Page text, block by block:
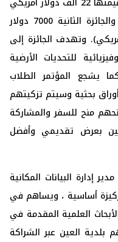
(الجائزة الأولي 10000 دولار أمريكي والجائزة الثانية 7000 دولار
الثالثة 5000 دولار أمريكي). وتهدف الجائزة إلى
للتحديات الأرضية
يشجع المؤتمر الطلاب
بحثية وسيتم تزكيتهم
منح للسفر والمشاركة
بعرض تقديمي وأفضل
إدارة البيانات المكانية
أساسية ، ويساهم في
العلمية المقدمة في
بلدية العين عبر الشراكة